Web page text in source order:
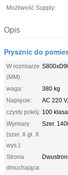
Możliwość Supply:
Opis
Prysznic do
W rozmiarze
(MM):
waga:
380 kg
Napięcie:
AC 220
czysty pokój: 100 klasa
Wymiary
(szer. X gł. X
wys.):
Szer.
Strona
dmuchająca: